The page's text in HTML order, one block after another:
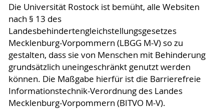
Die Universität Rostock ist bemüht, alle Websiten
nach § 13 des
Landesbehindertengleichstellungsgesetzes
Mecklenburg-Vorpommern (LBGG M-V) so zu
gestalten, dass sie von Menschen mit Behinderung
grundsätzlich uneingeschränkt genutzt werden
können. Die Maßgabe hierfür ist die Barrierefreie
Informationstechnik-Verordnung des Landes
Mecklenburg-Vorpommern (BITVO M-V).